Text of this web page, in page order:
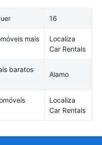
16
mais
Localiza
Car Rentals
baratos
Alamo
Localiza
Car Rentals